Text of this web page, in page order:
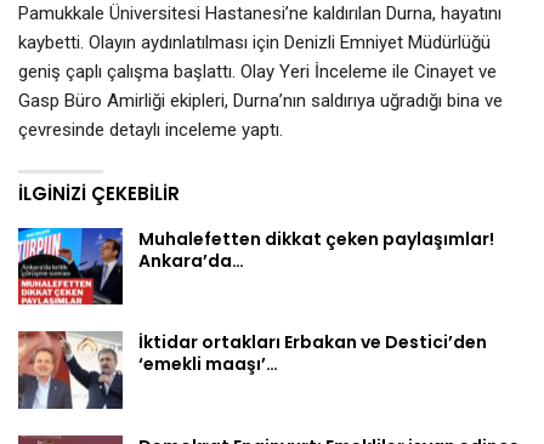
Pamukkale Üniversitesi Hastanesi’ne kaldırılan Durna, hayatını
kaybetti. Olayın aydınlatılması için Denizli Emniyet Müdürlüğü
geniş çaplı çalışma başlattı. Olay Yeri İnceleme ile Cinayet ve
Gasp Büro Amirliği ekipleri, Durna’nın saldırıya uğradığı bina ve
çevresinde detaylı inceleme yaptı.
İLGINIZI ÇEKEBILIR
Muhalefetten dikkat çeken paylaşımlar!
Ankara’da…
İktidar ortakları Erbakan ve Destici’den
‘emekli maaşı’…